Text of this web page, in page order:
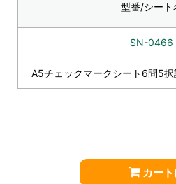
型番/シート
SN-0466
A5チェックマークシート6問5
カー